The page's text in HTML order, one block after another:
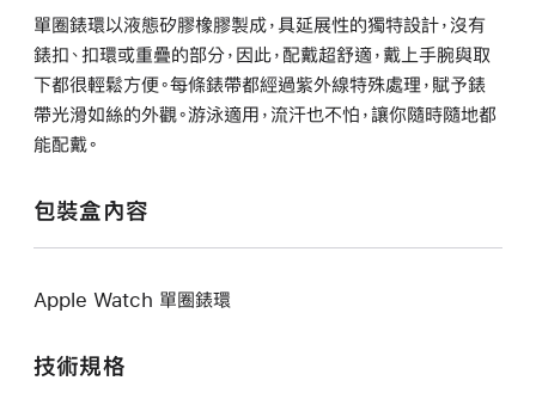
單圈錶環以液態矽膠橡膠製成，具延展性的獨特設計，沒有
錶扣、扣環或重疊的部分，因此，配戴超舒適，戴上手腕與取
下都很輕鬆方便。每條錶帶都經過紫外線特殊處理，賦予錶
帶光滑如絲的外觀。游泳適用，流汗也不怕，讓你隨時隨地都
能配戴。
包裝盒內容
Apple Watch 單圈錶環
技術規格